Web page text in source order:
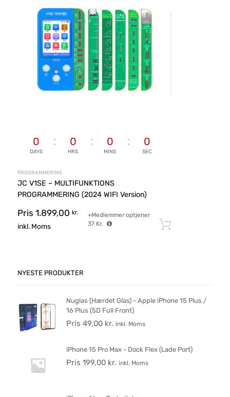
0
DAYS
0
HRS
0
MINS
0
SEC
PROGRAMMERING
JC V1SE – MULTIFUNKTIONS
PROGRAMMERING (2024 WIFI Version)
Pris 1.899,00 kr.
inkl. Moms
+Medlemmer optjener
37 Kr.
NYESTE PRODUKTER
Nuglas (Hærdet Glas) - Apple iPhone 15 Plus /
16 Plus (5D Full Front)
Pris 49,00 kr. inkl. Moms
iPhone 15 Pro Max - Dock Flex (Lade Port)
Pris 199,00 kr. inkl. Moms